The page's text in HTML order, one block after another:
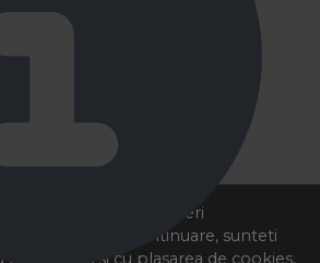
cookies pentru a va oferi
Navigand in continuare, sunteti
de cookies si cu plasarea de cookies,